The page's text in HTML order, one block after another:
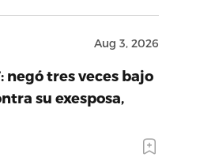
Aug 3, 2026
negó tres veces bajo
su exesposa,